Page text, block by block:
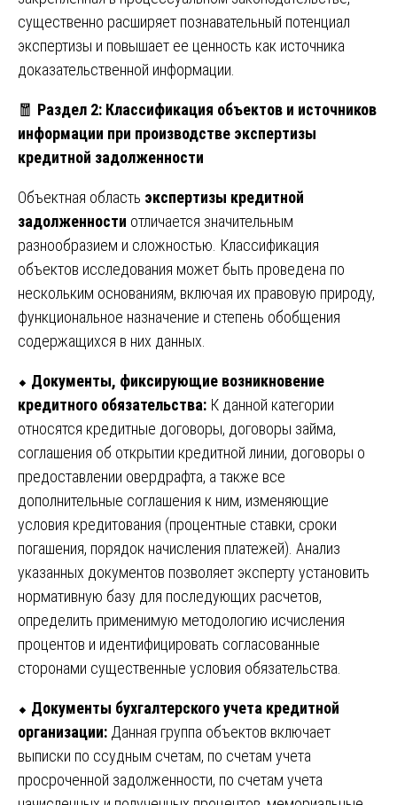
существенно расширяет познавательный потенциал
экспертизы и повышает ее ценность как источника
доказательственной информации.
🧧 Раздел 2: Классификация объектов и источников
информации при производстве экспертизы
кредитной задолженности
Объектная область экспертизы кредитной
задолженности отличается значительным
разнообразием и сложностью. Классификация
объектов исследования может быть проведена по
нескольким основаниям, включая их правовую природу,
функциональное назначение и степень обобщения
содержащихся в них данных.
⬥ Документы, фиксирующие возникновение
кредитного обязательства: К данной категории
относятся кредитные договоры, договоры займа,
соглашения об открытии кредитной линии, договоры о
предоставлении овердрафта, а также все
дополнительные соглашения к ним, изменяющие
условия кредитования (процентные ставки, сроки
погашения, порядок начисления платежей). Анализ
указанных документов позволяет эксперту установить
нормативную базу для последующих расчетов,
определить применимую методологию исчисления
процентов и идентифицировать согласованные
сторонами существенные условия обязательства.
⬥ Документы бухгалтерского учета кредитной
организации: Данная группа объектов включает
выписки по ссудным счетам, по счетам учета
просроченной задолженности, по счетам учета